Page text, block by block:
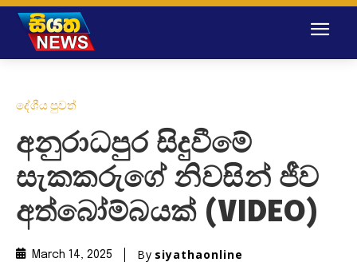
දේශීය පුවත්
අනුරාධපුර සිදුවීමේ
සැකකරුගේ නිවසින් ජීව
අත්බෝම්බයක් (VIDEO)
March 14, 2025 By siyathaonline